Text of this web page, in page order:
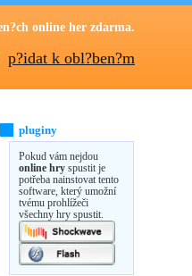
online her zdarma.
p?idat k obl?ben?m
pluginy
Pokud vám nejdou
online hry spustit je
potřeba nainstovat tento
software, který umožní
tvému prohlížeči
všechny hry spustit.